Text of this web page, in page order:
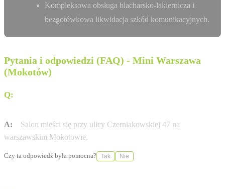
Kompleksowa obsługa blacharsko-lakiernicza i
bezgotówkowa likwidacja szkód komunikacyjnych.
Pytania i odpowiedzi (FAQ) - Mini Warszawa
(Mokotów)
Q:
A:
Salon mieści się przy ulicy Czerniakowskiej 47 na
warszawskim Mokotowie.
Czy ta odpowiedź była pomocna? Tak Nie